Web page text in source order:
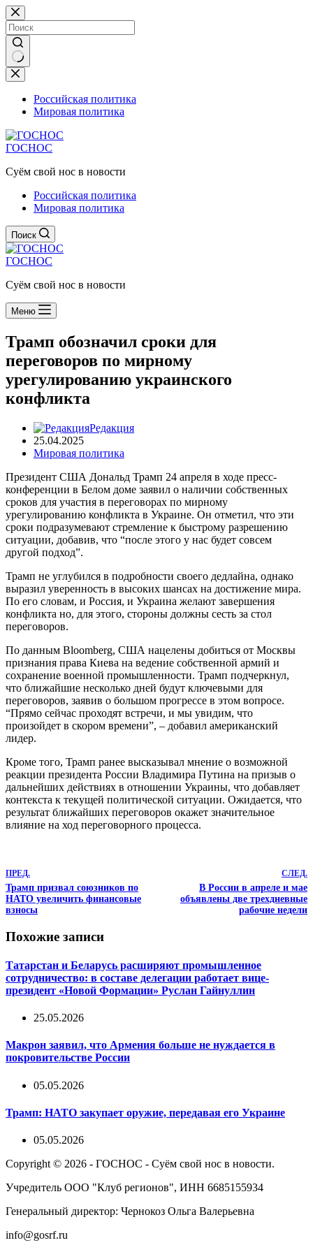
Перейти
к
сути
Ничего
не
найденоРоссийская политика
Мировая политика
ГОСНОС
Суём свой нос в новости
Российская политика
Мировая политика
Поиск
ГОСНОС
Суём свой нос в новости
Меню
Трамп обозначил сроки для
переговоров по мирному
урегулированию украинского
конфликта
Редакция
25.04.2025
Мировая политика
Президент США Дональд Трамп 24 апреля в ходе пресс-
конференции в Белом доме заявил о наличии собственных
сроков для участия в переговорах по мирному
урегулированию конфликта в Украине. Он отметил, что эти
сроки подразумевают стремление к быстрому разрешению
ситуации, добавив, что “после этого у нас будет совсем
другой подход”.
Трамп не углубился в подробности своего дедлайна, однако
выразил уверенность в высоких шансах на достижение мира.
По его словам, и Россия, и Украина желают завершения
конфликта но, для этого, стороны должны сесть за стол
переговоров.
По данным Bloomberg, США нацелены добиться от Москвы
признания права Киева на ведение собственной армий и
сохранение военной промышленности. Трамп подчеркнул,
что ближайшие несколько дней будут ключевыми для
переговоров, заявив о большом прогрессе в этом вопросе.
“Прямо сейчас проходят встречи, и мы увидим, что
произойдет в скором времени”, – добавил американский
лидер.
Кроме того, Трамп ранее высказывал мнение о возможной
реакции президента России Владимира Путина на призыв о
дальнейших действиях в отношении Украины, что добавляет
контекста к текущей политической ситуации. Ожидается, что
результат ближайших переговоров окажет значительное
влияние на ход переговорного процесса.
ПРЕД.
Трамп призвал союзников по
НАТО увеличить финансовые
взносы
СЛЕД.
В России в апреле и мае
объявлены две трехдневные
рабочие недели
Похожие записи
Татарстан и Беларусь расширяют промышленное
сотрудничество: в составе делегации работает вице-
президент «Новой Формации» Руслан Гайнуллин
25.05.2026
Макрон заявил, что Армения больше не нуждается в
покровительстве России
05.05.2026
Трамп: НАТО закупает оружие, передавая его Украине
05.05.2026
Copyright © 2026 - ГОСНОС - Суём свой нос в новости.
Учредитель ООО "Клуб регионов", ИНН 6685155934
Генеральный директор: Чернокоз Ольга Валерьевна
info@gosrf.ru